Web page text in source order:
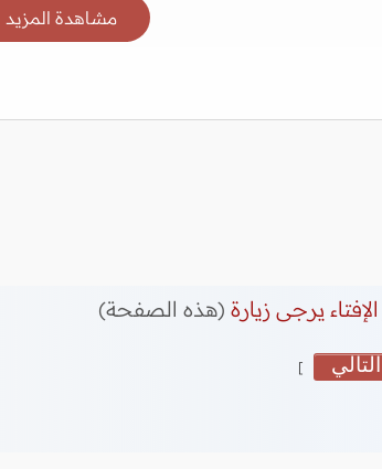
مشاهدة المزيد
يرجى زيارة (هذه الصفحة)
التالي ]